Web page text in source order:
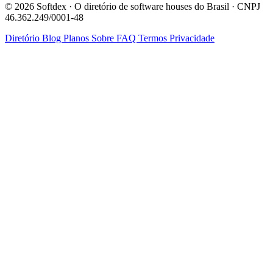
© 2026 Softdex · O diretório de software houses do Brasil · CNPJ
46.362.249/0001-48
Diretório Blog Planos Sobre FAQ Termos Privacidade